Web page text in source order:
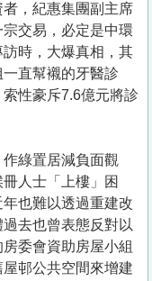
，紀惠集團副主席
交易，必定是中環
時，大爆真相，其
直幫襯的牙醫診
性豪斥7.6億元將診
作綠置居減負面觀
人士「上樓」困
也難以透過重建改
去也曾表態反對以
委會資助房屋小組
邨公共空間來增建